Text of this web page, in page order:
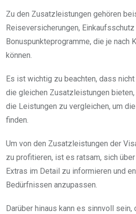
Zu den Zusatzleistungen gehören
Reiseversicherungen, Einkaufsschutz
Bonuspunkteprogramme, die je nach
können.
Es ist wichtig zu beachten, dass
die gleichen Zusatzleistungen
die Leistungen zu vergleichen, um
finden.
Um von den Zusatzleistungen der
zu profitieren, ist es ratsam, sich
Extras im Detail zu informieren und
Bedürfnissen anzupassen.
Darüber hinaus kann es sinnvoll sein,